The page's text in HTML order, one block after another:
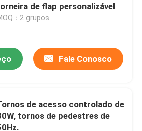
de flap personalizável
：2 grupos
Fale Conosco
de acesso controlado de
tornos de pedestres de